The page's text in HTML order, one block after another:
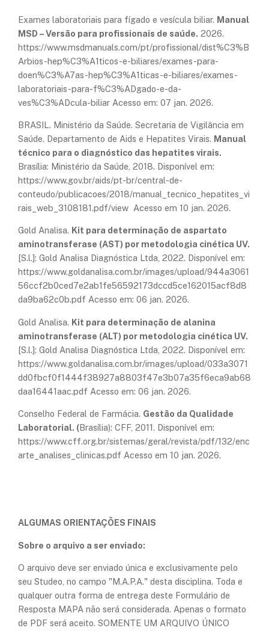
Exames laboratoriais para fígado e vesícula biliar. Manual
MSD – Versão para profissionais de saúde. 2026.
https://www.msdmanuals.com/pt/profissional/dist%C3%B
Arbios-hep%C3%A1ticos-e-biliares/exames-para-
doen%C3%A7as-hep%C3%A1ticas-e-biliares/exames-
laboratoriais-para-f%C3%ADgado-e-da-
ves%C3%ADcula-biliar Acesso em: 07 jan. 2026.
BRASIL. Ministério da Saúde. Secretaria de Vigilância em
Saúde. Departamento de Aids e Hepatites Virais. Manual
técnico para o diagnóstico das hepatites virais.
Brasília: Ministério da Saúde, 2018. Disponível em:
https://www.gov.br/aids/pt-br/central-de-
conteudo/publicacoes/2018/manual_tecnico_hepatites_vi
rais_web_3108181.pdf/view Acesso em 10 jan. 2026.
Gold Analisa. Kit para determinação de aspartato
aminotransferase (AST) por metodologia cinética UV.
[S.l.]: Gold Analisa Diagnóstica Ltda, 2022. Disponível em:
https://www.goldanalisa.com.br/images/upload/944a3061
56ccf2b0ced7e2ab1fe56592173dccd5ce162015acf8d8
da9ba62c0b.pdf Acesso em: 06 jan. 2026.
Gold Analisa. Kit para determinação de alanina
aminotransferase (ALT) por metodologia cinética UV.
[S.l.]: Gold Analisa Diagnóstica Ltda, 2022. Disponível em:
https://www.goldanalisa.com.br/images/upload/033a3071
dd0fbcf0f1444f38927a8803f47e3b07a35f6eca9ab68
daa16441aac.pdf Acesso em: 06 jan. 2026.
Conselho Federal de Farmácia. Gestão da Qualidade
Laboratorial. (Brasília): CFF, 2011. Disponível em:
https://www.cff.org.br/sistemas/geral/revista/pdf/132/enc
arte_analises_clinicas.pdf Acesso em 10 jan. 2026.
ALGUMAS ORIENTAÇÕES FINAIS
Sobre o arquivo a ser enviado:
O arquivo deve ser enviado única e exclusivamente pelo
seu Studeo, no campo "M.A.P.A." desta disciplina. Toda e
qualquer outra forma de entrega deste Formulário de
Resposta MAPA não será considerada. Apenas o formato
de PDF será aceito. SOMENTE UM ARQUIVO ÚNICO